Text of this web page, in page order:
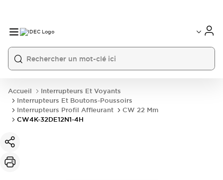
Accueil
Interrupteurs Et Voyants
Interrupteurs Et Boutons-Poussoirs
Interrupteurs Profil Affleurant
CW 22 Mm
CW4K-32DE12N1-4H